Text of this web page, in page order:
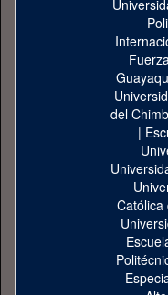
del
|
Católica